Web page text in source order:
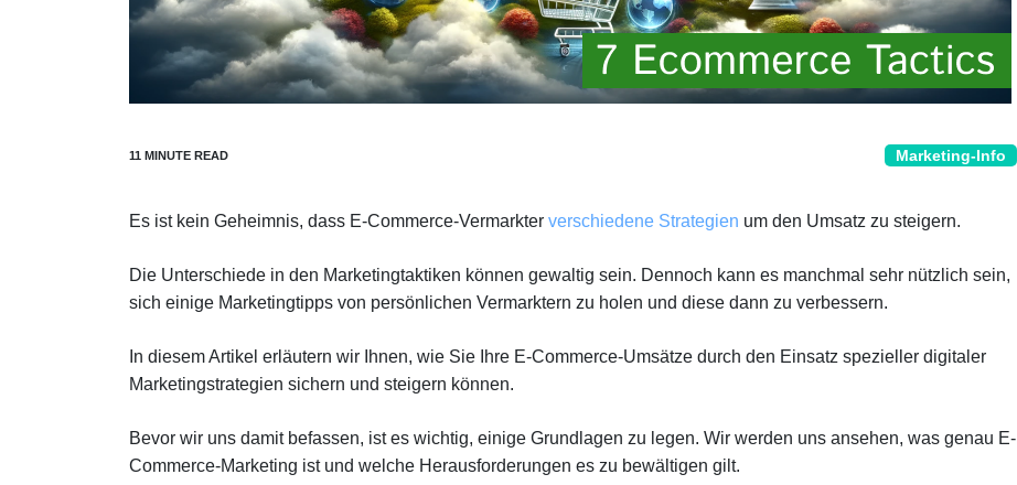
Marketing-Info
Es ist kein Geheimnis, dass E-Commerce-Vermarkter verschiedene Strategien um den Umsatz zu steigern.
Die Unterschiede in den Marketingtaktiken können gewaltig sein. Dennoch kann es manchmal sehr nützlich sein,
sich einige Marketingtipps von persönlichen Vermarktern zu holen und diese dann zu verbessern.
In diesem Artikel erläutern wir Ihnen, wie Sie Ihre E-Commerce-Umsätze durch den Einsatz spezieller digitaler
Marketingstrategien sichern und steigern können.
Bevor wir uns damit befassen, ist es wichtig, einige Grundlagen zu legen. Wir werden uns ansehen, was genau E-
Commerce-Marketing ist und welche Herausforderungen es zu bewältigen gilt.